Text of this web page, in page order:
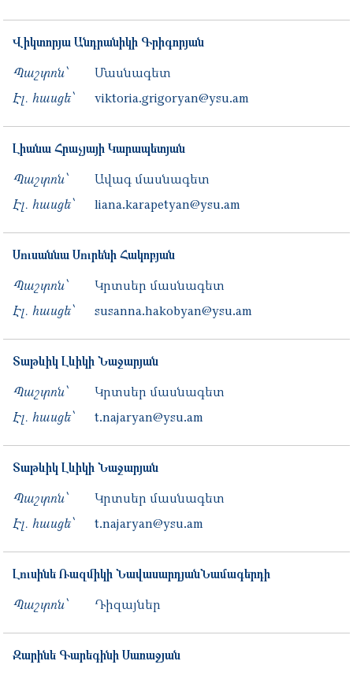
Վիկտորյա Անդրանիկի Գրիգորյան
Պաշտոն՝
Մասնագետ
Էլ. հասցե՝
viktoria.grigoryan@ysu.am
Լիանա Հրաչյայի Կարապետյան
Պաշտոն՝
Ավագ մասնագետ
Էլ. հասցե՝
liana.karapetyan@ysu.am
Սուսաննա Սուրենի Հակոբյան
Պաշտոն՝
Կրտսեր մասնագետ
Էլ. հասցե՝
susanna.hakobyan@ysu.am
Տաթևիկ Լևիկի Նաջարյան
Պաշտոն՝
Կրտսեր մասնագետ
Էլ. հասցե՝
t.najaryan@ysu.am
Տաթևիկ Լևիկի Նաջարյան
Պաշտոն՝
Կրտսեր մասնագետ
Էլ. հասցե՝
t.najaryan@ysu.am
Լուսինե Ռազմիկի ՆավասարդյանՆամագերդի
Պաշտոն՝ Դիզայներ
Զարինե Գարեգինի Սառաջյան